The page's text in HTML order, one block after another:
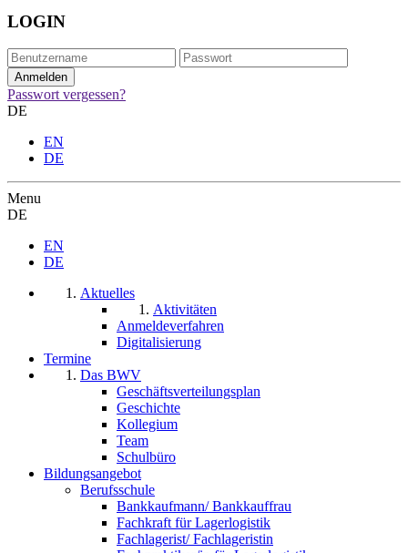
LOGIN
Passwort vergessen?
DE
EN
DE
Menu
DE
EN
DE
Aktuelles
Aktivitäten
Anmeldeverfahren
Digitalisierung
Termine
Das BWV
Geschäftsverteilungsplan
Geschichte
Kollegium
Team
Schulbüro
Bildungsangebot
Berufsschule
Bankkaufmann/ Bankkauffrau
Fachkraft für Lagerlogistik
Fachlagerist/ Fachlageristin